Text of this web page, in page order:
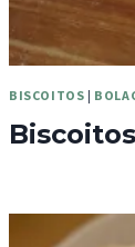
BISCOITOS |